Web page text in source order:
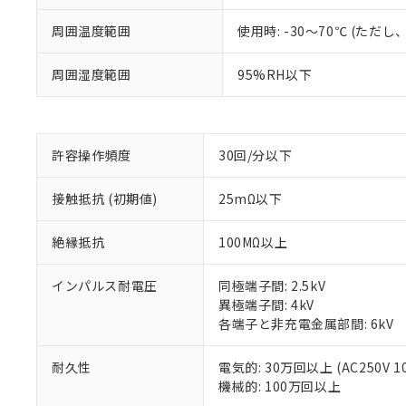
周囲温度範囲 使用時: -30～70℃ (ただし、
周囲湿度範囲 95%RH以下
許容操作頻度 30回/分以下
接触抵抗 (初期値) 25mΩ以下
絶縁抵抗 100MΩ以上
インパルス耐電圧
同極端子間: 2.5kV
異極端子間: 4kV
各端子と非充電金属部間: 6kV
耐久性
電気的: 30万回以上 (AC250V
機械的: 100万回以上
ご利用条件
在庫状況お
のであり、
い。
正式な納期
※1 対応状況
対応予定：EU
調査・確認中：
鉛(Pb) 1000ppm以下、
六価クロム(Cr(Ⅵ))
フタル酸ビス(2-エチル
ル（DBP） 1000ppm以
「×」：最大均質
「－」：未確認で
*中国RoHS10物質の基
Cr(Ⅵ)(六価クロム) :
DBP(フタル酸ジブチル
DEHP(フタル酸ビス(2-
当社は規制
ます。
当社は貴社
置等に一切使
記
号
○ 一定数